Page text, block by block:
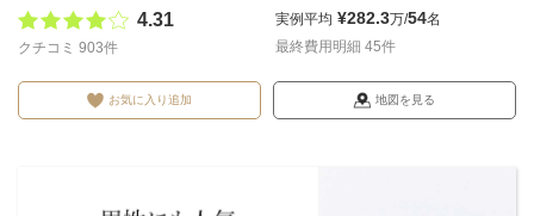
4.31
クチコミ 903件
実例平均 ¥282.3万/54名
最終費用明細 45件
お気に入り追加 地図を見る